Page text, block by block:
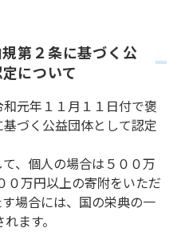
第２条に基づく公
について
元年１１月１１日付で褒
づく公益団体として認定
、個人の場合は５００万
０万円以上の寄附をいただ
場合には、国の栄典の一
ます。